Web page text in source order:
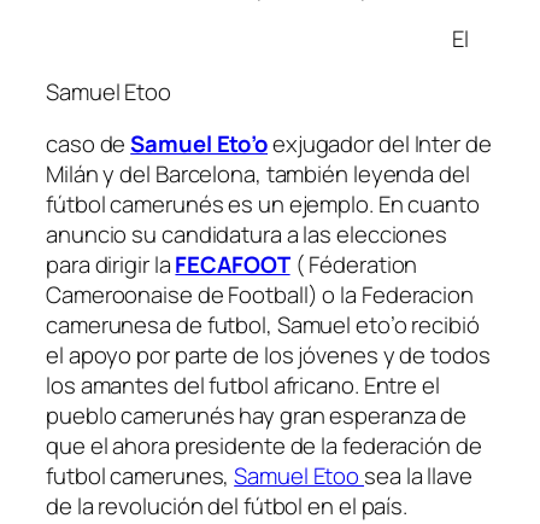
Samuel Etoo
El
caso deSamuel Eto’oexjugador del Inter de
Milán y del Barcelona, también leyenda del
fútbol camerunés es un ejemplo. En cuanto
anuncio su candidatura a las elecciones
para dirigir laFECAFOOT ( Féderation
Cameroonaise de Football)o la Federacion
camerunesa de futbol, Samuel eto’o recibió
el apoyo por parte de los jóvenes y de todos
los amantes del futbol africano. Entre el
pueblo camerunés hay gran esperanza de
que el ahora presidente de la federación de
futbol camerunes,Samuel Etoo sea la llave
de la revolución del fútbol en el país.